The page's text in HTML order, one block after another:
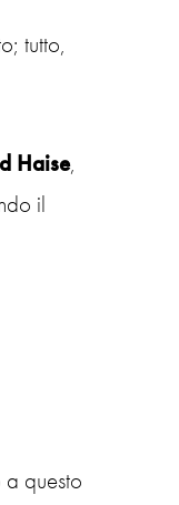
tutto,
Haise,
il
questo